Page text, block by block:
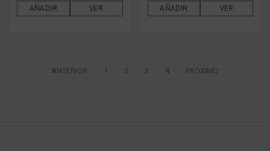
AÑADIR VER AÑADIR VER
ANTERIOR 1 2 3 4 PRÓXIMO